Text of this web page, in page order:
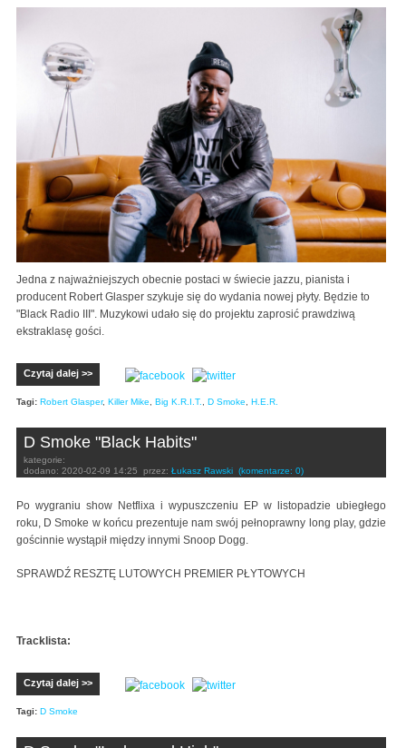
Jedna z najważniejszych obecnie postaci w świecie jazzu, pianista i
producent Robert Glasper szykuje się do wydania nowej płyty. Będzie to
"Black Radio III". Muzykowi udało się do projektu zaprosić prawdziwą
ekstraklasę gości.
Czytaj dalej >>
Tagi: Robert Glasper, Killer Mike Big K.R.I.T. D Smoke H.E.R.
D Smoke "Black Habits"
kategorie:
dodano: 2020-02-09 14:25 przez: Łukasz Rawski (komentarze: 0)
Po wygraniu show Netflixa i wypuszczeniu EP w listopadzie ubiegłego
roku, D Smoke w końcu prezentuje nam swój pełnoprawny long play, gdzie
gościnnie wystąpił między innymi Snoop Dogg.
SPRAWDŹ RESZTĘ LUTOWYCH PREMIER PŁYTOWYCH
Tracklista:
Czytaj dalej >>
Tagi: D Smoke